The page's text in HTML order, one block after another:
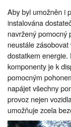
Aby byl umožněn i
instalována
navržený pomocný
neustále
dostatkem
komponenty je k
pomocným
napájet všechny
provoz nejen
umožňuje zcela